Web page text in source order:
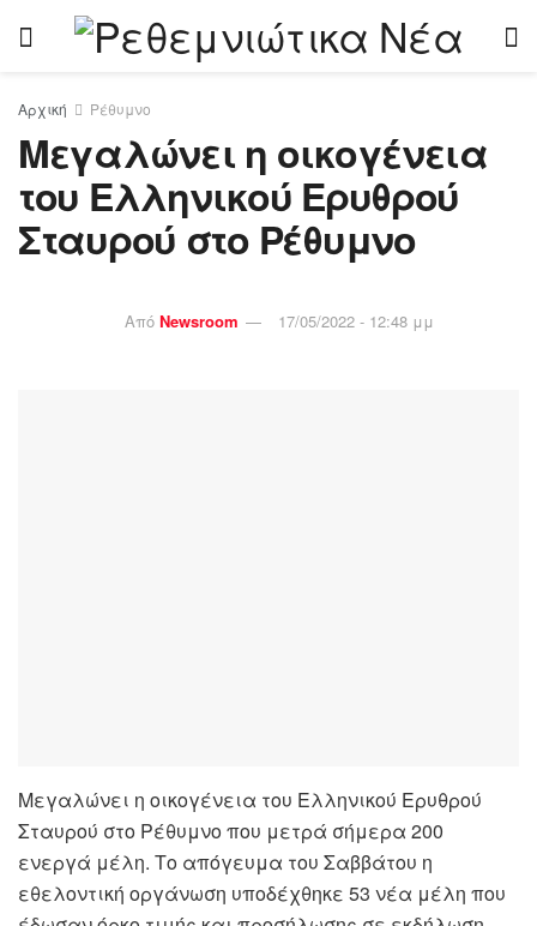
Αρχική Ρέθυμνο
Μεγαλώνει η οικογένεια
του Ελληνικού Ερυθρού
Σταυρού στο Ρέθυμνο
Από Newsroom 17/05/2022 - 12:48 μμ
Μεγαλώνει η οικογένεια του Ελληνικού Ερυθρού
Σταυρού στο Ρέθυμνο που μετρά σήμερα 200
ενεργά μέλη. Το απόγευμα του Σαββάτου η
εθελοντική οργάνωση υποδέχθηκε 53 νέα μέλη που